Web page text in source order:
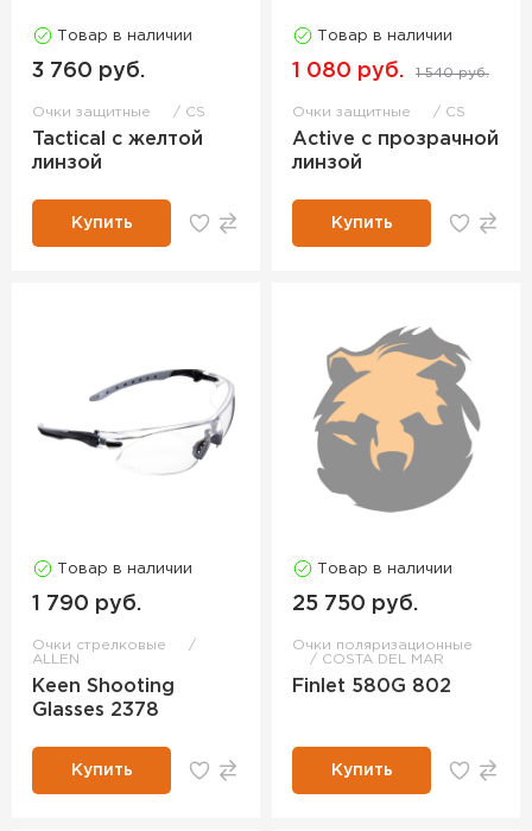
Товар в наличии
3 760 руб.
Очки защитные CS
Tactical с желтой
линзой
Купить
Товар в наличии
1 080 руб. 1 540 руб.
Очки защитные CS
Active с прозрачной
линзой
Купить
Товар в наличии
1 790 руб.
Очки стрелковые
ALLEN
Keen Shooting
Glasses 2378
Купить
Товар в наличии
25 750 руб.
Очки поляризационные
COSTA DEL MAR
Finlet 580G 802
Купить